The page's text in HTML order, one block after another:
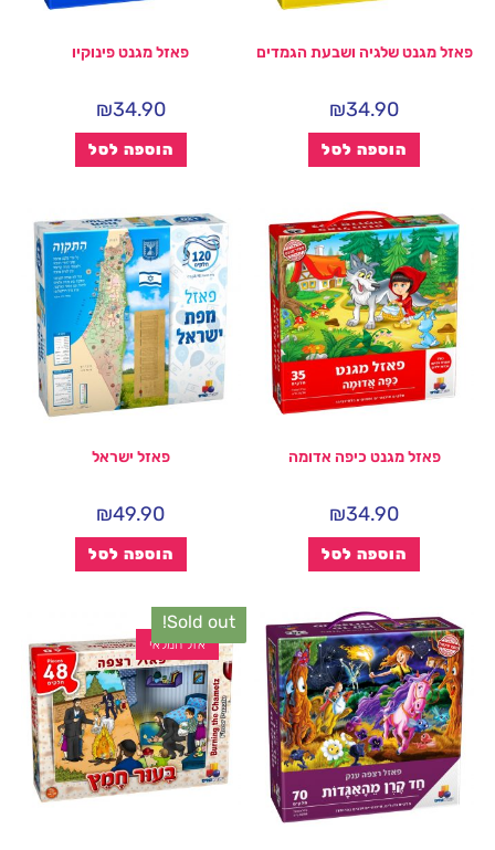
פאזל מגנט שלגיה ושבעת הגמדים
₪34.90
הוספה לסל
פאזל מגנט פינוקיו
₪34.90
הוספה לסל
פאזל מגנט כיפה אדומה
₪34.90
הוספה לסל
פאזל ישראל
₪49.90
הוספה לסל
Sold out!
אזל המלאי